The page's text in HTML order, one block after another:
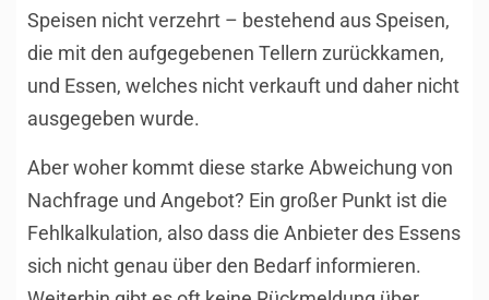
Speisen nicht verzehrt – bestehend aus Speisen,
die mit den aufgegebenen Tellern zurückkamen,
und Essen, welches nicht verkauft und daher nicht
ausgegeben wurde.
Aber woher kommt diese starke Abweichung von
Nachfrage und Angebot? Ein großer Punkt ist die
Fehlkalkulation, also dass die Anbieter des Essens
sich nicht genau über den Bedarf informieren.